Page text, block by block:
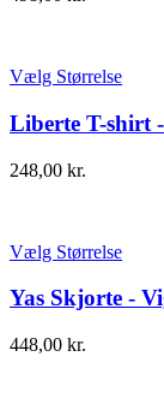
Vælg Størrelse
Liberte T-shirt
248,00 kr.
Vælg Størrelse
Yas Skjorte -
448,00 kr.